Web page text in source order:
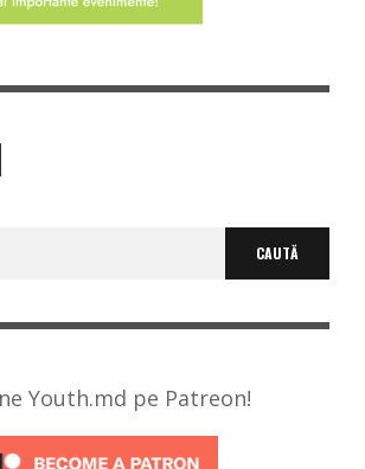
Youth.md pe Patreon!